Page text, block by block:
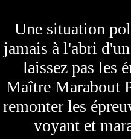
Une situation
jamais à l'abri
laissez pas les
Maître Marabout
remonter les
voyant et